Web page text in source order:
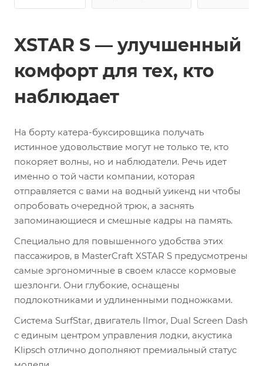
XSTAR S — улучшенный
комфорт для тех, кто
наблюдает
На борту катера-буксировщика получать
истинное удовольствие могут не только те, кто
покоряет волны, но и наблюдатели. Речь идет
именно о той части компании, которая
отправляется с вами на водный уикенд ни чтобы
опробовать очередной трюк, а заснять
запоминающиеся и смешные кадры на память.
Специально для повышенного удобства этих
пассажиров, в MasterCraft XSTAR S предусмотрены
самые эргономичные в своем классе кормовые
шезлонги. Они глубокие, оснащены
подлокотниками и удлиненными подножками.
Система SurfStar, двигатель Ilmor, Dual Screen Dash
с единым центром управления лодки, акустика
Klipsch отлично дополняют премиальный статус